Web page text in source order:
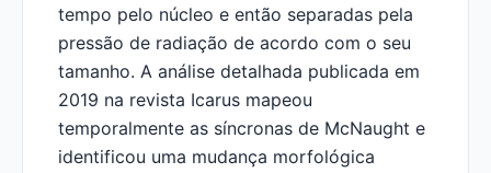
tempo pelo núcleo e então separadas pela
pressão de radiação de acordo com o seu
tamanho. A análise detalhada publicada em
2019 na revista Icarus mapeou
temporalmente as síncronas de McNaught e
identificou uma mudança morfológica